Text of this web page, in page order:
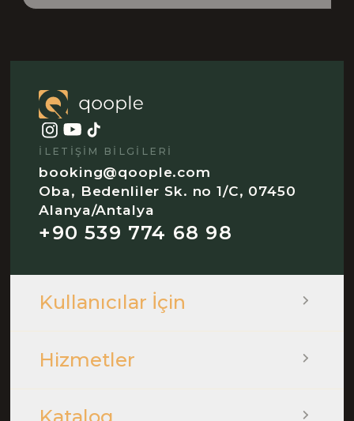
İLETIŞIM BILGILERI
booking@qoople.com
Oba, Bedenliler Sk. no 1/C, 07450
Alanya/Antalya
+90 539 774 68 98
Kullanıcılar İçin
Hizmetler